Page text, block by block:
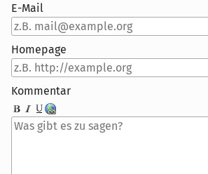
E-Mail
Homepage
Kommentar